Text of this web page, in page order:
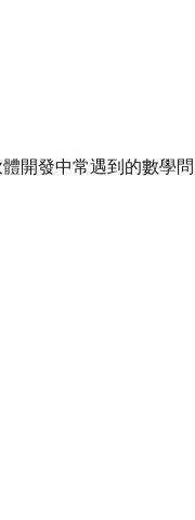
開發中常遇到的數學問